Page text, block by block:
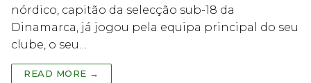
nórdico, capitão da selecção sub-18 da
Dinamarca, já jogou pela equipa principal do seu
clube, o seu…
READ MORE →